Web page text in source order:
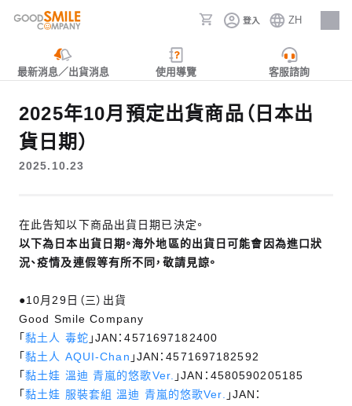
登入 ZH
人才招募
最新消息／出貨消息 使用導覽 客服諮詢
2025年10月預定出貨商品（日本出
貨日期）
2025.10.23
在此告知以下商品出貨日期已決定。
以下為日本出貨日期。海外地區的出貨日可能會因為進口狀
況、疫情及連假等有所不同，敬請見諒。
●10月29日（三）出貨
Good Smile Company
「黏土人 毒蛇 」JAN：4571697182400
「黏土人 AQUI-Chan 」JAN：4571697182592
「黏土娃 溫迪 青嵐的悠歌Ver. 」JAN：4580590205185
「黏土娃 服裝套組 溫迪 青嵐的悠歌Ver. 」JAN：